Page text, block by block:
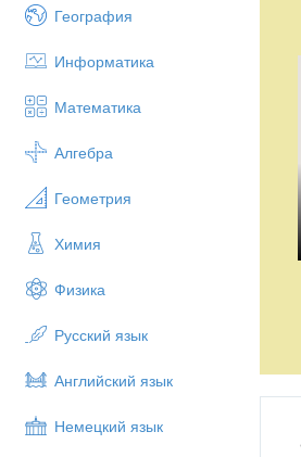
География
Информатика
Математика
Алгебра
Геометрия
Химия
Физика
Русский язык
Английский язык
Немецкий язык